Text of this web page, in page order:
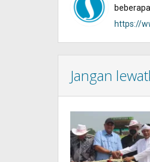
https://
Jangan